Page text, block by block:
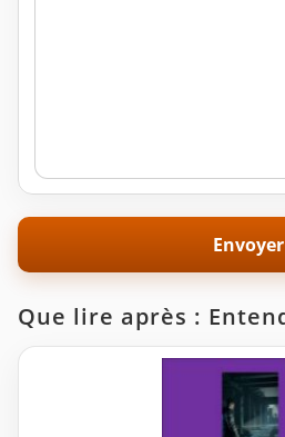
Que lire après :